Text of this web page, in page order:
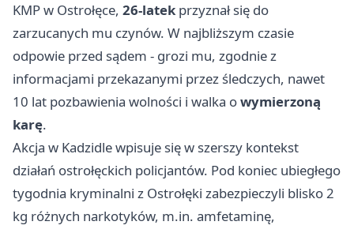
KMP w Ostrołęce, 26-latek przyznał się do
zarzucanych mu czynów. W najbliższym czasie
odpowie przed sądem - grozi mu, zgodnie z
informacjami przekazanymi przez śledczych, nawet
10 lat pozbawienia wolności i walka owymierzoną
karę.
Akcja w Kadzidle wpisuje się w szerszy kontekst
działań ostrołęckich policjantów. Pod koniec ubiegłego
tygodnia kryminalni z Ostrołęki zabezpieczyli blisko 2
kg różnych narkotyków, m.in. amfetaminę,